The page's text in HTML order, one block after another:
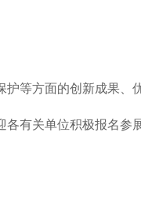
等方面的创新成果、
各有关单位积极报名参